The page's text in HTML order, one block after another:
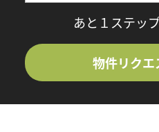
あと１ステッ
物件リクエ